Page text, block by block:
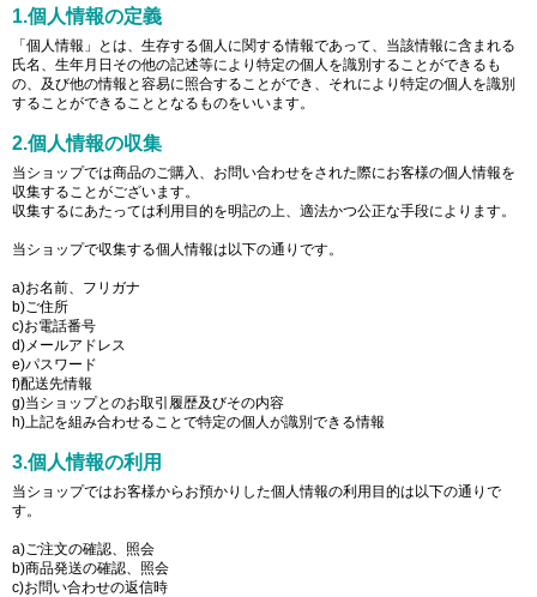
1.個人情報の定義
「個人情報」とは、生存する個人に関する情報であって、当該情報に含まれる
氏名、生年月日その他の記述等により特定の個人を識別することができるも
の、及び他の情報と容易に照合することができ、それにより特定の個人を識別
することができることとなるものをいいます。
2.個人情報の収集
当ショップでは商品のご購入、お問い合わせをされた際にお客様の個人情報を
収集することがございます。
収集するにあたっては利用目的を明記の上、適法かつ公正な手段によります。
当ショップで収集する個人情報は以下の通りです。
a)お名前、フリガナ
b)ご住所
c)お電話番号
d)メールアドレス
e)パスワード
f)配送先情報
g)当ショップとのお取引履歴及びその内容
h)上記を組み合わせることで特定の個人が識別できる情報
3.個人情報の利用
当ショップではお客様からお預かりした個人情報の利用目的は以下の通りで
す。
a)ご注文の確認、照会
b)商品発送の確認、照会
c)お問い合わせの返信時